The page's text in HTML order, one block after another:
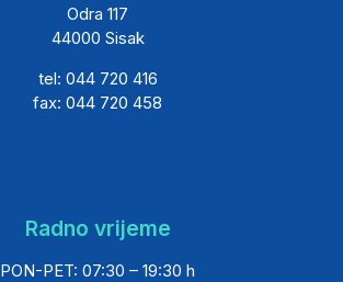
Odra 117
44000 Sisak
tel: 044 720 416
fax: 044 720 458
Radno vrijeme
PON-PET: 07:30 – 19:30 h